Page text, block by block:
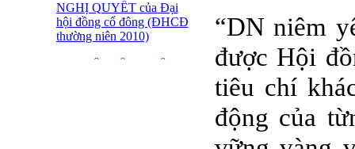
NGHỊ QUYẾT của Đại
hội đồng cổ đông (ĐHCĐ
thường niên 2010)
“DN niêm
được Hội
tiêu chí
động của